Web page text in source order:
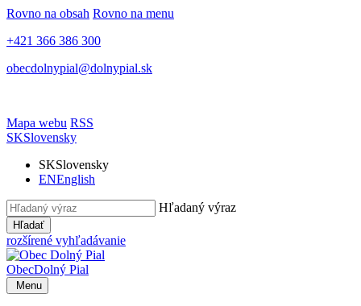
Rovno na obsah Rovno na menu
+421 366 386 300
obecdolnypial@dolnypial.sk
Mapa webu RSS
SKSlovensky
SKSlovensky
ENEnglish
Hľadaný výraz
Hľadať
rozšírené vyhľadávanie
ObecDolný Pial
Menu